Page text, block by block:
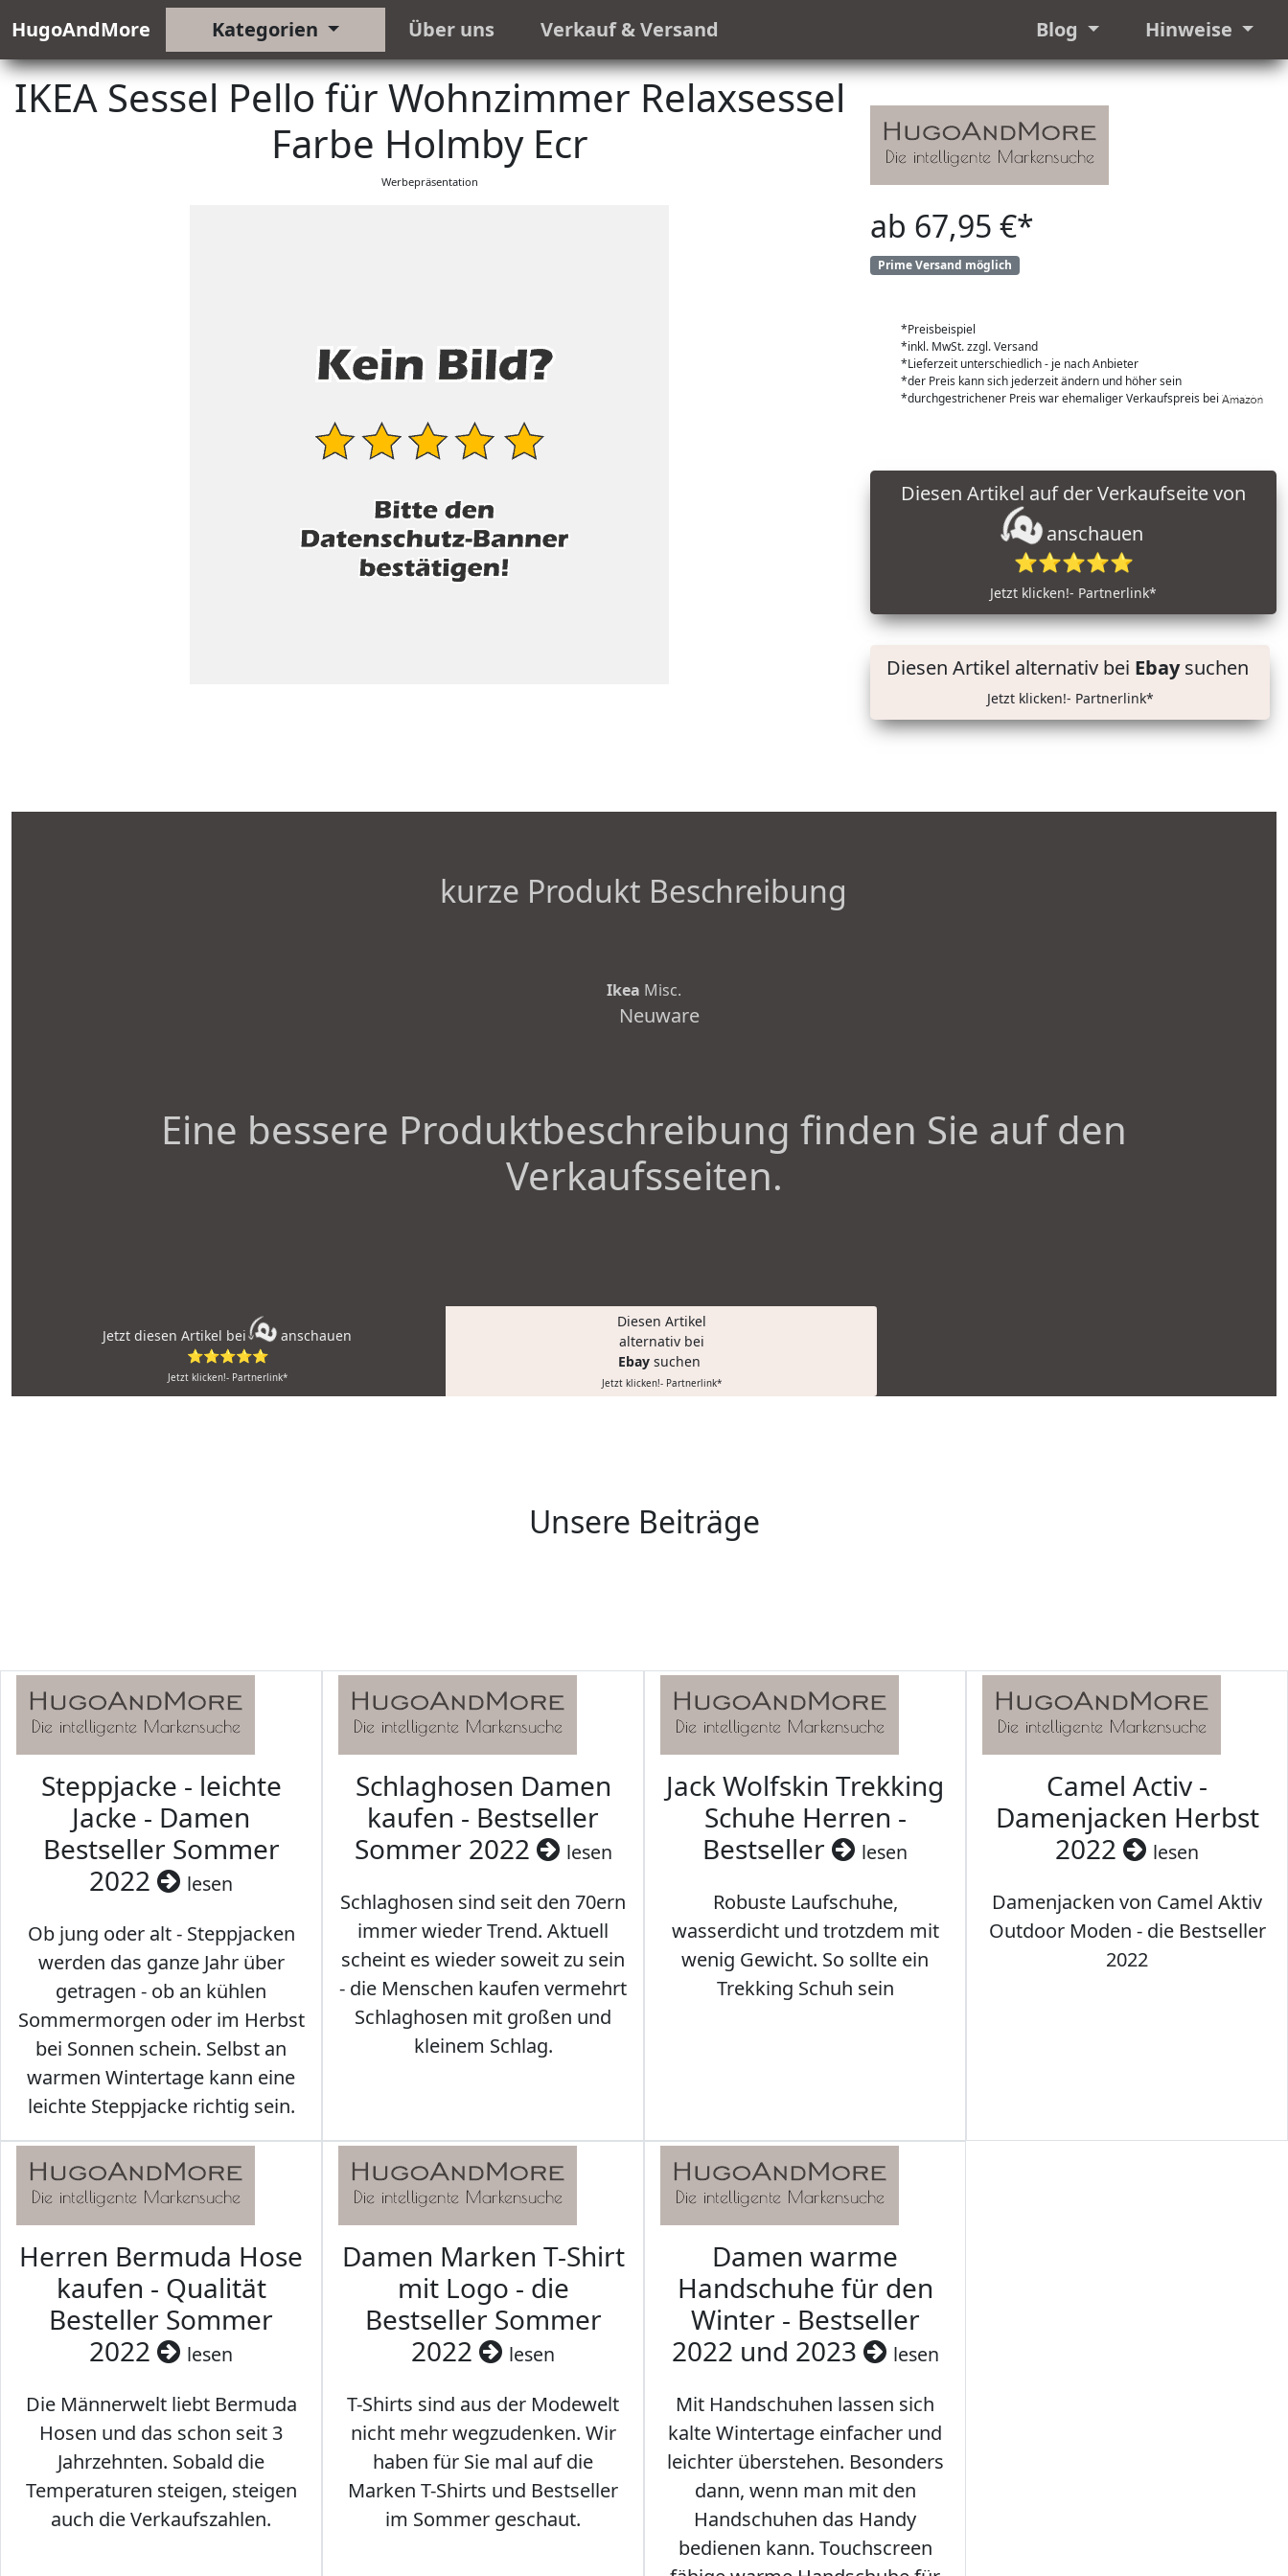
HugoAndMore Kategorien Über uns Verkauf & Versand Blog Hinweise
IKEA Sessel Pello für Wohnzimmer Relaxsessel
Farbe Holmby Ecr
Werbepräsentation
ab 67,95 €*
Prime Versand möglich
*Preisbeispiel
*inkl. MwSt. zzgl. Versand
*Lieferzeit unterschiedlich - je nach Anbieter
*der Preis kann sich jederzeit ändern und höher sein
*durchgestrichener Preis war ehemaliger Verkaufspreis bei
anschauen
⭐⭐⭐⭐⭐
Jetzt klicken!- Partnerlink*
Diesen Artikel alternativ bei Ebaysuchen
Jetzt klicken!- Partnerlink*
kurze Produkt Beschreibung
Ikea Misc.
Neuware
Eine bessere Produktbeschreibung finden Sie auf den
Verkaufsseiten.
Jetzt diesen Artikel bei
anschauen
⭐⭐⭐⭐⭐
Jetzt klicken!- Partnerlink*
Diesen Artikel
alternativ bei
Ebay suchen
Jetzt klicken!- Partnerlink*
Unsere Beiträge
Steppjacke - leichte
Jacke - Damen
Bestseller Sommer
2022
lesen
Ob jung oder alt - Steppjacken
werden das ganze Jahr über
getragen - ob an kühlen
Sommermorgen oder im Herbst
bei Sonnen schein. Selbst an
warmen Wintertage kann eine
leichte Steppjacke richtig sein.
Schlaghosen Damen
kaufen - Bestseller
Sommer 2022
lesen
Schlaghosen sind seit den 70ern
immer wieder Trend. Aktuell
scheint es wieder soweit zu sein
- die Menschen kaufen vermehrt
Schlaghosen mit großen und
kleinem Schlag.
Jack Wolfskin Trekking
Schuhe Herren -
Bestseller
lesen
Robuste Laufschuhe,
wasserdicht und trotzdem mit
wenig Gewicht. So sollte ein
Trekking Schuh sein
Camel Activ -
Damenjacken Herbst
2022
lesen
Damenjacken von Camel Aktiv
Outdoor Moden - die Bestseller
2022
Herren Bermuda Hose
kaufen - Qualität
Besteller Sommer
2022
lesen
Die Männerwelt liebt Bermuda
Hosen und das schon seit 3
Jahrzehnten. Sobald die
Temperaturen steigen, steigen
auch die Verkaufszahlen.
Damen Marken T-Shirt
mit Logo - die
Bestseller Sommer
2022
lesen
T-Shirts sind aus der Modewelt
nicht mehr wegzudenken. Wir
haben für Sie mal auf die
Marken T-Shirts und Bestseller
im Sommer geschaut.
Damen warme
Handschuhe für den
Winter - Bestseller
2022 und 2023
lesen
Mit Handschuhen lassen sich
kalte Wintertage einfacher und
leichter überstehen. Besonders
dann, wenn man mit den
Handschuhen das Handy
bedienen kann. Touchscreen